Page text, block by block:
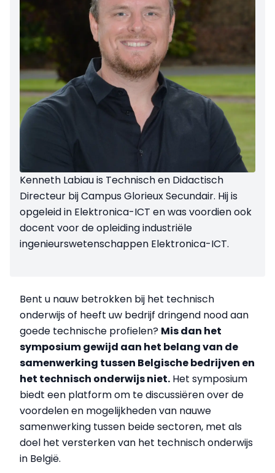
Kenneth Labiau is Technisch en Didactisch
Directeur bij Campus Glorieux Secundair. Hij is
opgeleid in Elektronica-ICT en was voordien ook
docent voor de opleiding industriële
ingenieurswetenschappen Elektronica-ICT.
Bent u nauw betrokken bij het technisch
onderwijs of heeft uw bedrijf dringend nood aan
goede technische profielen? Mis dan het
symposium gewijd aan het belang van de
samenwerking tussen Belgische bedrijven en
het technisch onderwijs niet. Het symposium
biedt een platform om te discussiëren over de
voordelen en mogelijkheden van nauwe
samenwerking tussen beide sectoren, met als
doel het versterken van het technisch onderwijs
in België.